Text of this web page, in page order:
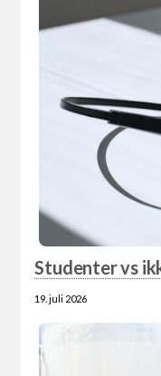
Studenter vs
19. juli 2026